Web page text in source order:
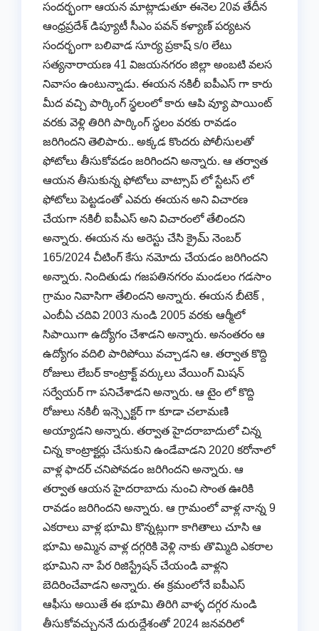
సందర్భంగా ఆయన మాట్లాడుతూ ఈనెల 20వ తేదీన
ఆంధ్రప్రదేశ్ డిప్యూటీ సీఎం పవన్ కళ్యాణ్ పర్యటన
సందర్భంగా బలివాడ సూర్య ప్రకాష్ s/o లేటు
సత్యనారాయణ 41 విజయనగరం జిల్లా అంబటి వలస
నివాసం ఉంటున్నాడు. ఈయన నకిలీ ఐపీఎస్ గా కారు
మీద వచ్చి పార్కింగ్ స్థలంలో కారు ఆపి వ్యూ పాయింట్
వరకు వెళ్లి తిరిగి పార్కింగ్ స్థలం వరకు రావడం
జరిగిందని తెలిపారు.. అక్కడ కొందరు పోలీసులతో
ఫోటోలు తీసుకోవడం జరిగిందని అన్నారు. ఆ తర్వాత
ఆయన తీసుకున్న ఫోటోలు వాట్సాప్ లో స్టేటస్ లో
ఫోటోలు పెట్టడంతో ఎవరు ఈయన అని విచారణ
చేయగా నకిలీ ఐపీఎస్ అని విచారంలో తేలిందని
అన్నారు. ఈయన ను అరెస్టు చేసి క్రైమ్ నెంబర్
165/2024 చీటింగ్ కేసు నమోదు చేయడం జరిగిందని
అన్నారు. నిందితుడు గజపతినగరం మండలం గడసాం
గ్రామం నివాసిగా తేలిందని అన్నారు. ఈయన బీటెక్ ,
ఎంబీఏ చదివి 2003 నుండి 2005 వరకు ఆర్మీలో
సిపాయిగా ఉద్యోగం చేశాడని అన్నారు. అనంతరం ఆ
ఉద్యోగం వదిలి పారిపోయి వచ్చాడని ఆ. తర్వాత కొద్ది
రోజులు లేబర్ కాంట్రాక్ట్ వర్కులు వేయింగ్ మిషన్
సర్వేయర్ గా పనిచేశాడని అన్నారు. ఆ టైం లో కొద్ది
రోజులు నకిలీ ఇన్స్పెక్టర్ గా కూడా చలామణి
అయ్యాడని అన్నారు. తర్వాత హైదరాబాదులో చిన్న
చిన్న కాంట్రాక్టర్లు చేసుకుని ఉండేవాడని 2020 కరోనాలో
వాళ్ల ఫాదర్ చనిపోవడం జరిగిందని అన్నారు. ఆ
తర్వాత ఆయన హైదరాబాదు నుంచి సొంత ఊరికి
రావడం జరిగిందని అన్నారు. ఆ గ్రామంలో వాళ్ల నాన్న 9
ఎకరాలు వాళ్ల భూమి కొన్నట్లుగా కాగితాలు చూసి ఆ
భూమి అమ్మిన వాళ్ల దగ్గరికి వెళ్లి నాకు తొమ్మిది ఎకరాల
భూమిని నా పేర రిజిస్ట్రేషన్ చేయండి వాళ్లని
బెదిరించేవాడని అన్నారు. ఈ క్రమంలోనే ఐపీఎస్
ఆఫీసు అయితే ఈ భూమి తిరిగి వాళ్ళ దగ్గర నుండి
తీసుకోవచ్చుననే దురుద్దేశంతో 2024 జనవరిలో